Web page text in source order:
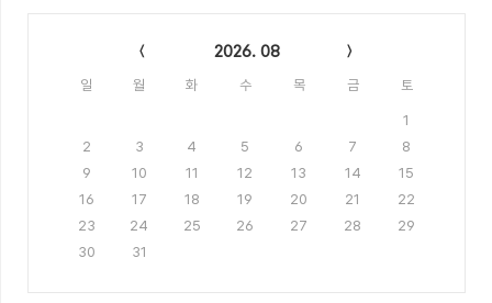
2026. 08
일 월 화 수 목 금 토
1
2
3 4 5 6 7
8
9
10 11 12 13 14
15
16
17 18 19 20 21
22
23
24 25 26 27 28
29
30
31